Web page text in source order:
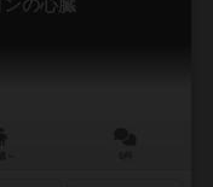
ンの心臓